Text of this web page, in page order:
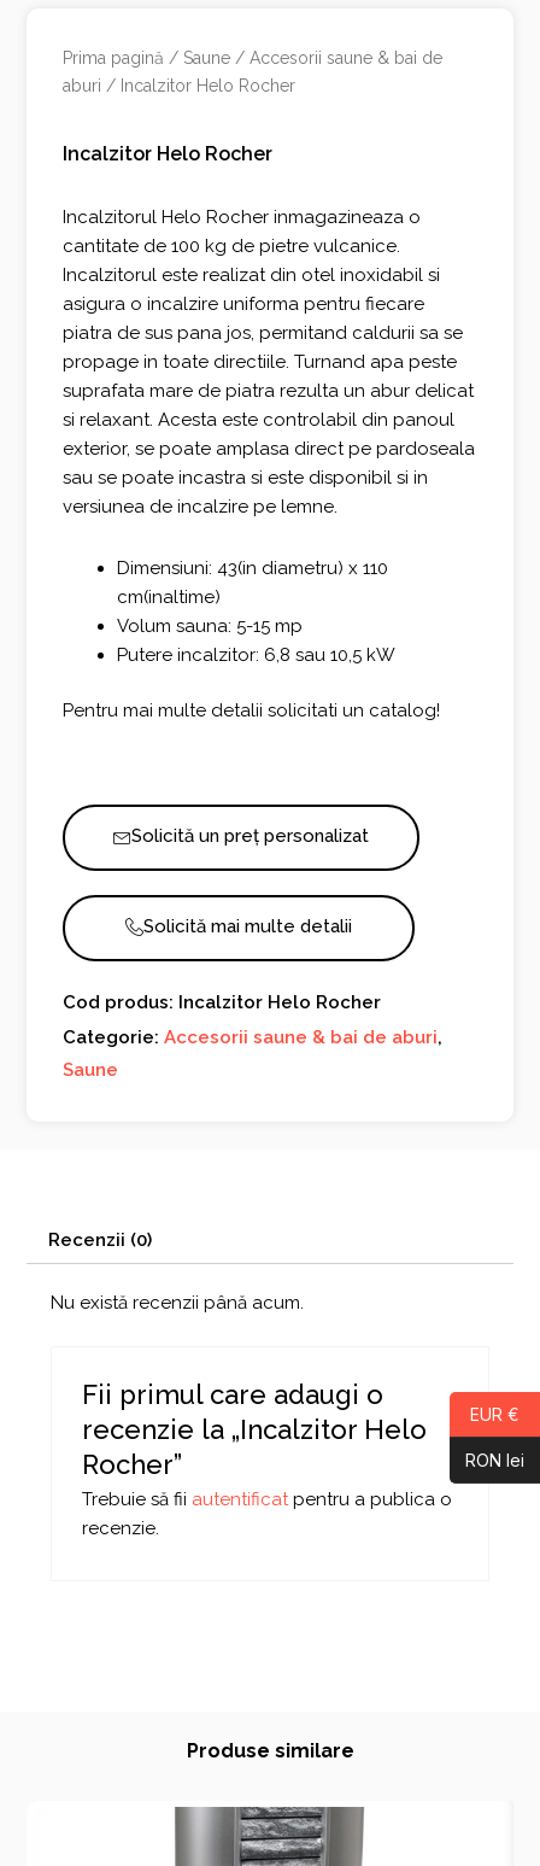
Prima pagină / Saune /Accesorii saune & bai de
aburi / Incalzitor Helo Rocher
Incalzitor Helo Rocher
Incalzitorul Helo Rocher inmagazineaza o
cantitate de 100 kg de pietre vulcanice.
Incalzitorul este realizat din otel inoxidabil si
asigura o incalzire uniforma pentru fiecare
piatra de sus pana jos, permitand caldurii sa se
propage in toate directiile. Turnand apa peste
suprafata mare de piatra rezulta un abur delicat
si relaxant. Acesta este controlabil din panoul
exterior, se poate amplasa direct pe pardoseala
sau se poate incastra si este disponibil si in
versiunea de incalzire pe lemne.
Dimensiuni: 43(in diametru) x 110
cm(inaltime)
Volum sauna: 5-15 mp
Putere incalzitor: 6,8 sau 10,5 kW
Pentru mai multe detalii solicitati un catalog!
Solicită un preț personalizat
Solicită mai multe detalii
Cod produs: Incalzitor Helo Rocher
Categorie:Accesorii saune & bai de aburi,
Saune
Recenzii (0)
Nu există recenzii până acum.
Fii primul care adaugi o
recenzie la „Incalzitor Helo
Rocher”
Trebuie să fii autentificatpentru a publica o
recenzie.
Produse similare
EUR €
RON lei